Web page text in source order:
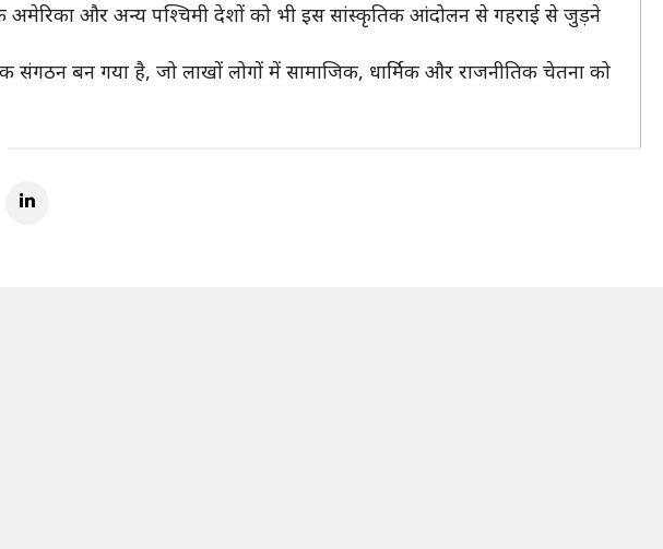
और अन्य पश्चिमी देशों को भी इस सांस्कृतिक आंदोलन से गहराई से जुड़ने
संगठन बन गया है, जो लाखों लोगों में सामाजिक, धार्मिक और राजनीतिक चेतना को